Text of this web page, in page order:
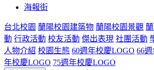
海報街
台北校園 蘭陽校園建築物 蘭陽校園景觀
動 行政活動 校友活動 傑出表現 社團活動
人物介紹 校園生態 60週年校慶LOGO 66
年校慶LOGO 75週年校慶LOGO